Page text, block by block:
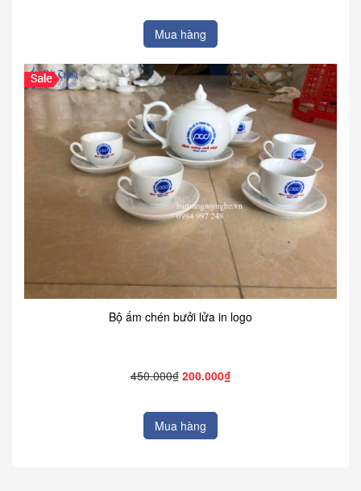
Mua hàng
Bộ ấm chén bưởi lửa in logo
450.000₫ 200.000₫
Mua hàng